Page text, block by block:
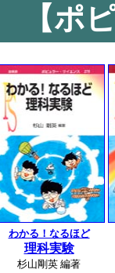
【ポ
わかる！なるほど
理科実験
杉山剛英 編著